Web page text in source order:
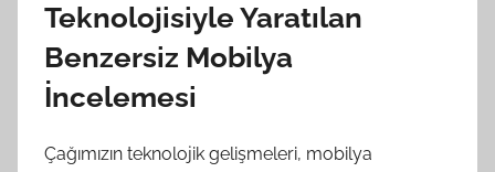
Teknolojisiyle Yaratılan
Benzersiz Mobilya
İncelemesi
Çağımızın teknolojik gelişmeleri, mobilya